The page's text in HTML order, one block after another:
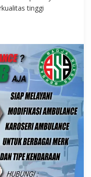
tinggi